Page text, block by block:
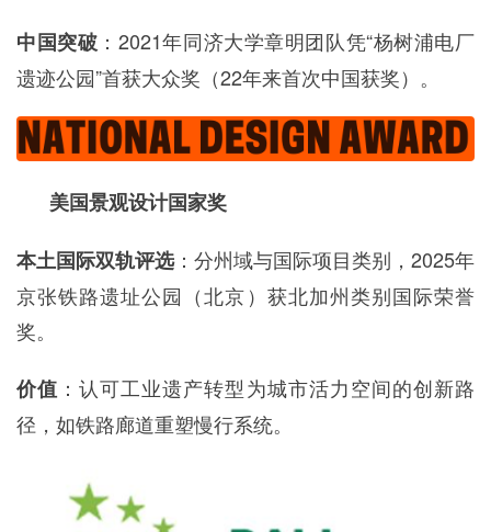
中国突破 ：2021年同济大学章明团队凭“杨树浦电厂
遗迹公园”首获大众奖（22年来首次中国获奖）。
美国景观设计国家奖
本土国际双轨评选：分州域与国际项目类别，2025年
京张铁路遗址公园（北京）获北加州类别国际荣誉
奖。
价值 ：认可工业遗产转型为城市活力空间的创新路
径，如铁路廊道重塑慢行系统。